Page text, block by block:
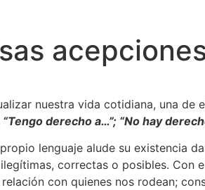
nuestra vida cotidiana, una de
derecho a…”; “No hay
lenguaje alude su existencia
correctas o posibles. Con
con quienes nos rodean;